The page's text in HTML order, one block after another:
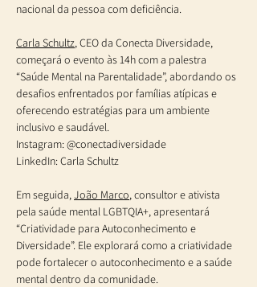
nacional da pessoa com deficiência.
Carla Schultz, CEO da Conecta Diversidade,
começará o evento às 14h com a palestra
“Saúde Mental na Parentalidade”, abordando os
desafios enfrentados por famílias atípicas e
oferecendo estratégias para um ambiente
inclusivo e saudável.
Instagram: @conectadiversidade
LinkedIn: Carla Schultz
Em seguida, João Marco, consultor e ativista
pela saúde mental LGBTQIA+, apresentará
“Criatividade para Autoconhecimento e
Diversidade”. Ele explorará como a criatividade
pode fortalecer o autoconhecimento e a saúde
mental dentro da comunidade.